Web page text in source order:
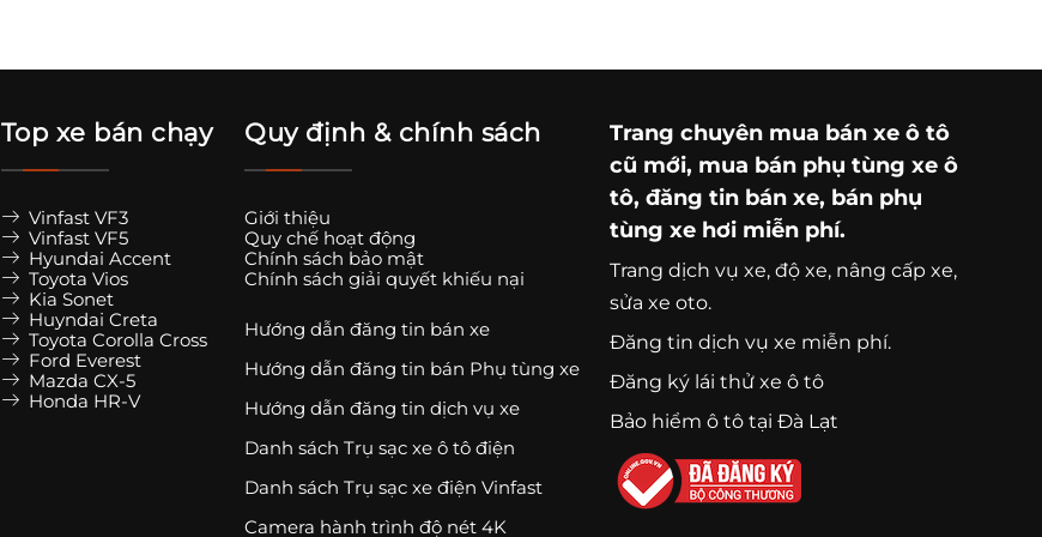
Top xe bán chạy
Vinfast VF3
Vinfast VF5
Hyundai Accent
Toyota Vios
Kia Sonet
Huyndai Creta
Toyota Corolla Cross
Ford Everest
Mazda CX-5
Honda HR-V
Quy định & chính sách
Giới thiệu
Quy chế hoạt động
Chính sách bảo mật
Chính sách giải quyết khiếu nại
Hướng dẫn đăng tin bán xe
Hướng dẫn đăng tin bán Phụ tùng xe
Hướng dẫn đăng tin dịch vụ xe
Danh sách Trụ sạc xe ô tô điện
Danh sách Trụ sạc xe điện Vinfast
Camera hành trình độ nét 4K
Trang chuyên mua bán xe ô tô
cũ mới, mua bán phụ tùng xe ô
tô, đăng tin bán xe, bán phụ
tùng xe hơi miễn phí.
Trang dịch vụ xe, độ xe, nâng cấp xe,
sửa xe oto.
Đăng tin dịch vụ xe miễn phí.
Đăng ký lái thử xe ô tô
Bảo hiểm ô tô tại Đà Lạt